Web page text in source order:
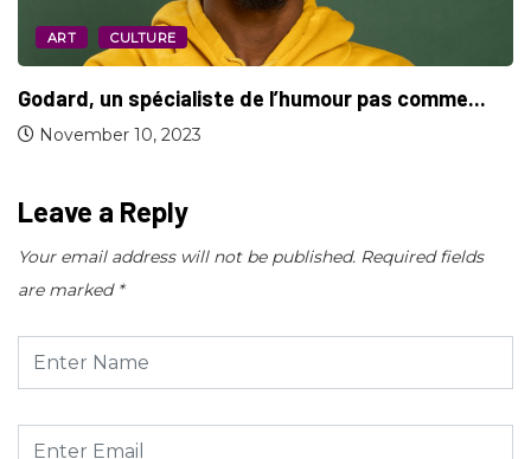
ART CULTURE
Talan Lokal, une nouvelle façon de soutenir...
October 7, 2020
Leave a Reply
Your email address will not be published. Required fields
are marked *